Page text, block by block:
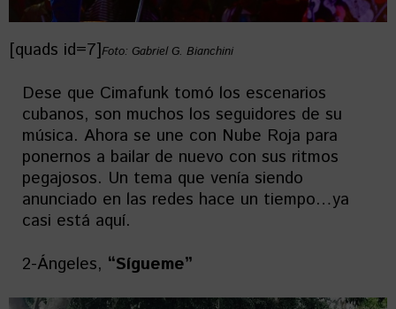
[quads id=7]Foto: Gabriel G. Bianchini
Dese que Cimafunk tomó los escenarios
cubanos, son muchos los seguidores de su
música. Ahora se une con Nube Roja para
ponernos a bailar de nuevo con sus ritmos
pegajosos. Un tema que venía siendo
anunciado en las redes hace un tiempo…ya
casi está aquí.
2-Ángeles, “Sígueme”